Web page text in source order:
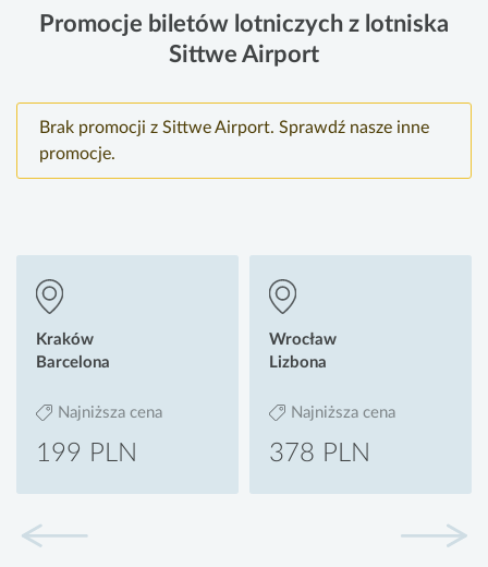
Promocje biletów lotniczych z lotniska
Sittwe Airport
Brak promocji z Sittwe Airport. Sprawdź nasze inne
promocje.
Kraków
Barcelona
Najniższa cena
199 PLN
Wrocław
Lizbona
Najniższa cena
378 PLN